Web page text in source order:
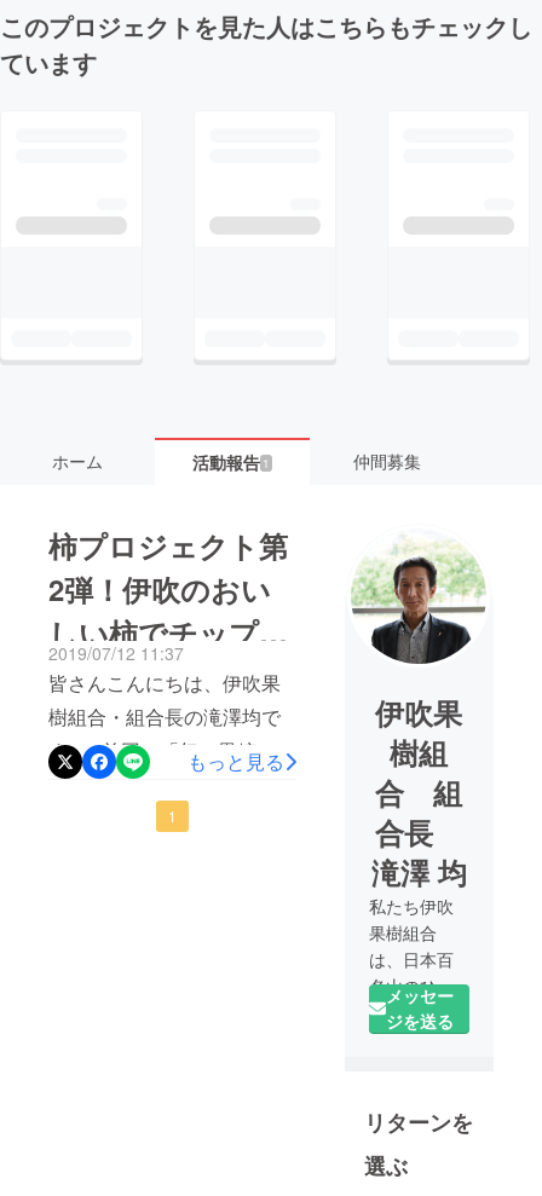
このプロジェクトを見た人はこちらもチェックし
ています
ホーム 活動報告 1 仲間募集
柿プロジェクト第
2弾！伊吹のおい
しい柿でチップス
作りに挑戦した
い！
2019/07/12 11:37
皆さんこんにちは、伊吹果
樹組合・組合長の滝澤均で
す。 前回の「幻の黒糖の
味！伊吹の柿を復活させた
い！」プロジェクトに続
もっと見る
1
伊吹果
樹組
合 組
合長
滝澤 均
私たち伊吹
果樹組合
は、日本百
名山のひと
つである伊
吹山のふも
約4ヘクター
で、約60年
メッセー
ジを送る
リターンを
選ぶ